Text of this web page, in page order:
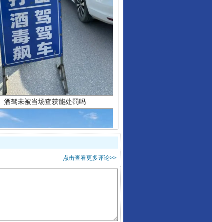
酒驾未被当场查获能处罚吗
“后车司机肯定在骂我”点击查看更多评论>>